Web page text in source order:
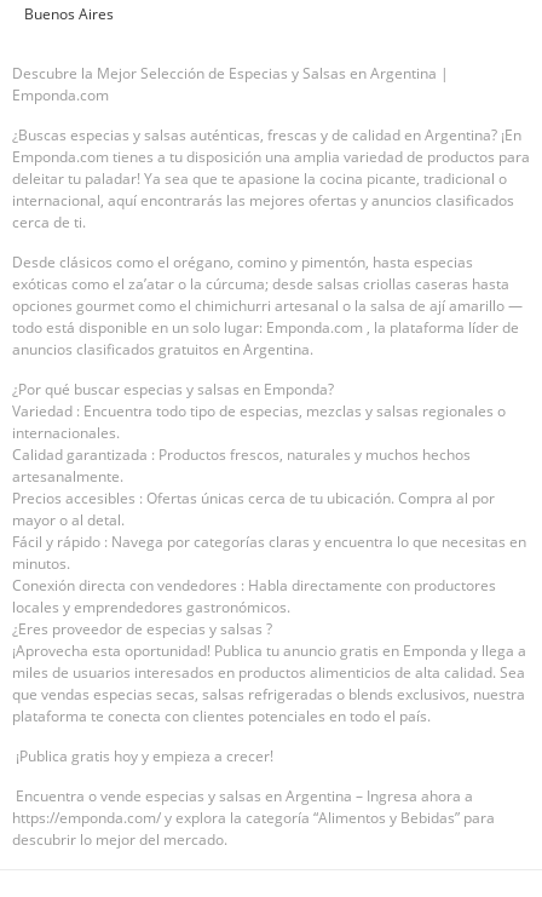
Buenos Aires
Descubre la Mejor Selección de Especias y Salsas en Argentina |
Emponda.com
¿Buscas especias y salsas auténticas, frescas y de calidad en Argentina? ¡En
Emponda.com tienes a tu disposición una amplia variedad de productos para
deleitar tu paladar! Ya sea que te apasione la cocina picante, tradicional o
internacional, aquí encontrarás las mejores ofertas y anuncios clasificados
cerca de ti.
Desde clásicos como el orégano, comino y pimentón, hasta especias
exóticas como el za’atar o la cúrcuma; desde salsas criollas caseras hasta
opciones gourmet como el chimichurri artesanal o la salsa de ají amarillo —
todo está disponible en un solo lugar: Emponda.com , la plataforma líder de
anuncios clasificados gratuitos en Argentina.
¿Por qué buscar especias y salsas en Emponda?
Variedad : Encuentra todo tipo de especias, mezclas y salsas regionales o
internacionales.
Calidad garantizada : Productos frescos, naturales y muchos hechos
artesanalmente.
Precios accesibles : Ofertas únicas cerca de tu ubicación. Compra al por
mayor o al detal.
Fácil y rápido : Navega por categorías claras y encuentra lo que necesitas en
minutos.
Conexión directa con vendedores : Habla directamente con productores
locales y emprendedores gastronómicos.
¿Eres proveedor de especias y salsas ?
¡Aprovecha esta oportunidad! Publica tu anuncio gratis en Emponda y llega a
miles de usuarios interesados en productos alimenticios de alta calidad. Sea
que vendas especias secas, salsas refrigeradas o blends exclusivos, nuestra
plataforma te conecta con clientes potenciales en todo el país.
¡Publica gratis hoy y empieza a crecer!
Encuentra o vende especias y salsas en Argentina – Ingresa ahora a
https://emponda.com/ y explora la categoría “Alimentos y Bebidas” para
descubrir lo mejor del mercado.